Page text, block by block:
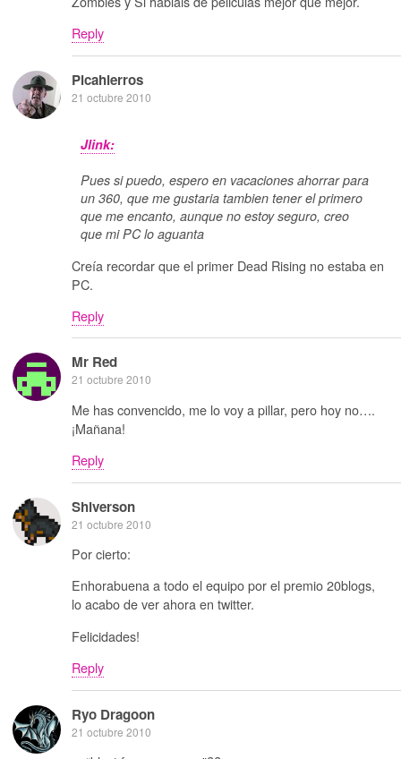
Reply
Picahierros
21 octubre 2010
Jlink:
Pues si puedo, espero en vacaciones ahorrar para
un 360, que me gustaria tambien tener el primero
que me encanto, aunque no estoy seguro, creo
que mi PC lo aguanta
Creía recordar que el primer Dead Rising no estaba en
PC.
Reply
Mr Red
21 octubre 2010
Me has convencido, me lo voy a pillar, pero hoy no….
¡Mañana!
Reply
Shiverson
21 octubre 2010
Por cierto:
Enhorabuena a todo el equipo por el premio 20blogs,
lo acabo de ver ahora en twitter.
Felicidades!
Reply
Ryo Dragoon
21 octubre 2010